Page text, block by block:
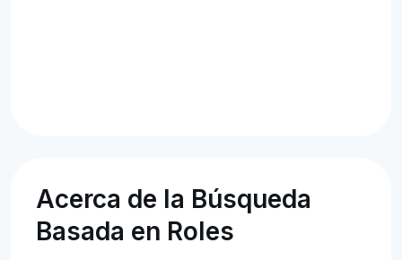
Acerca de la Búsqueda
Basada en Roles